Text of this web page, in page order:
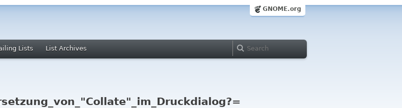
GNOME.org
Lists List Archives